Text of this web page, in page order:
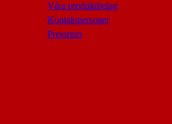
Våra produktbolag
Kontaktpersoner
Pressrum